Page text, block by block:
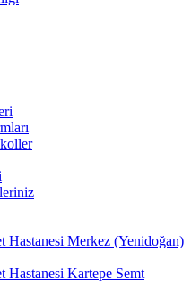
Hastanesi Merkez (Yenidoğan)
Hastanesi Kartepe Semt